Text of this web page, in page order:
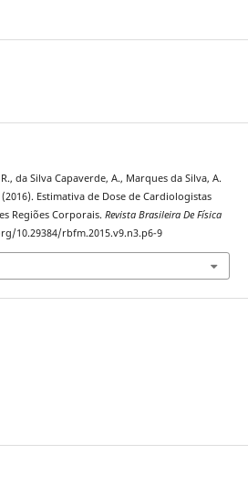
da Silva Capaverde, A., Marques da Silva, A.
Estimativa de Dose de Cardiologistas
Regiões Corporais. Revista Brasileira De Física
10.29384/rbfm.2015.v9.n3.p6-9